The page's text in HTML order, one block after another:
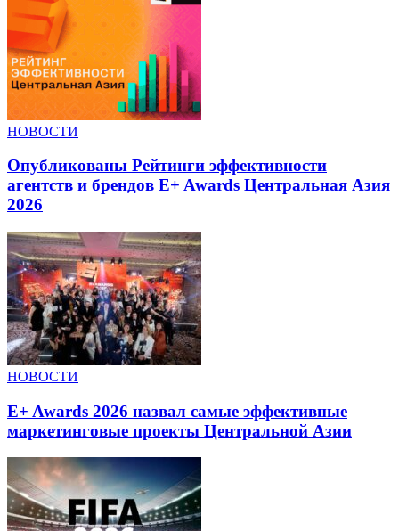
НОВОСТИ
Опубликованы Рейтинги эффективности
агентств и брендов E+ Awards Центральная Азия
2026
НОВОСТИ
E+ Awards 2026 назвал самые эффективные
маркетинговые проекты Центральной Азии